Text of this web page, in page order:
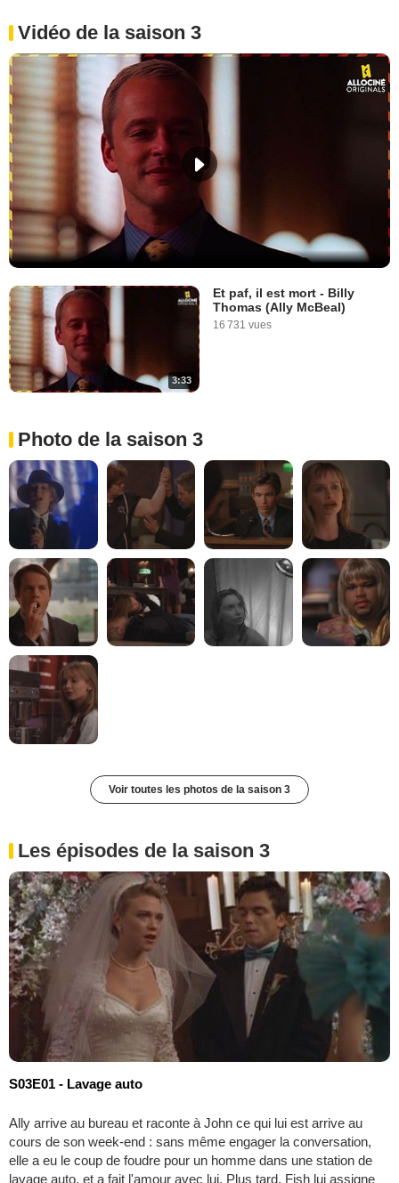
Vidéo de la saison 3
3:33
Et paf, il est mort - Billy
Thomas (Ally McBeal)
16 731 vues
Photo de la saison 3
Voir toutes les photos de la saison 3
Les épisodes de la saison 3
S03E01 - Lavage auto
Ally arrive au bureau et raconte à John ce qui lui est arrive au
cours de son week-end : sans même engager la conversation,
elle a eu le coup de foudre pour un homme dans une station de
lavage auto, et a fait l'amour avec lui. Plus tard, Fish lui assigne